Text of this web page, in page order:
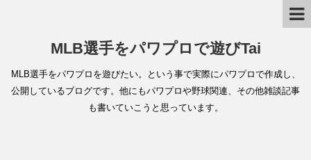
MLB選手をパワプロで遊びTai
MLB選手をパワプロを遊びたい。という事で実際にパワプロで作成し、
公開しているブログです。他にもパワプロや野球関連、その他雑談記事
も書いていこうと思っています。